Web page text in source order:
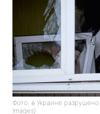
Фото: в Украине
Images)